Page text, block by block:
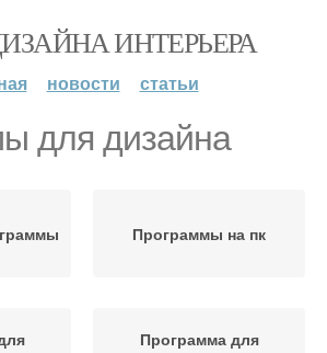
ИНТЕРЬЕРА
новости статьи
для дизайна
Программы на пк
Программа для